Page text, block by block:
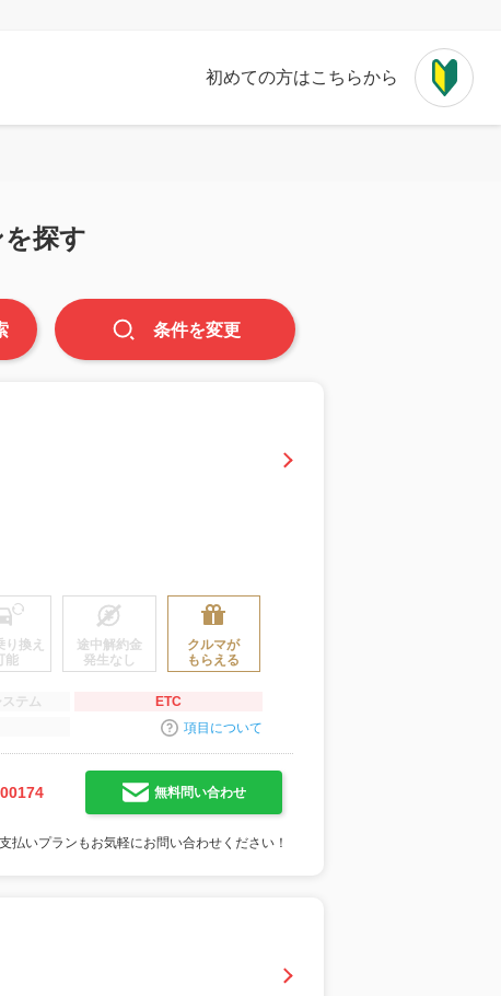
初めての方はこちらから
探す
条件を変更
り換え
能
途中解約金
発生なし
クルマが
もらえる
テム
ETC
項目について
無料問い合わせ
払いプランもお気軽にお問い合わせください！